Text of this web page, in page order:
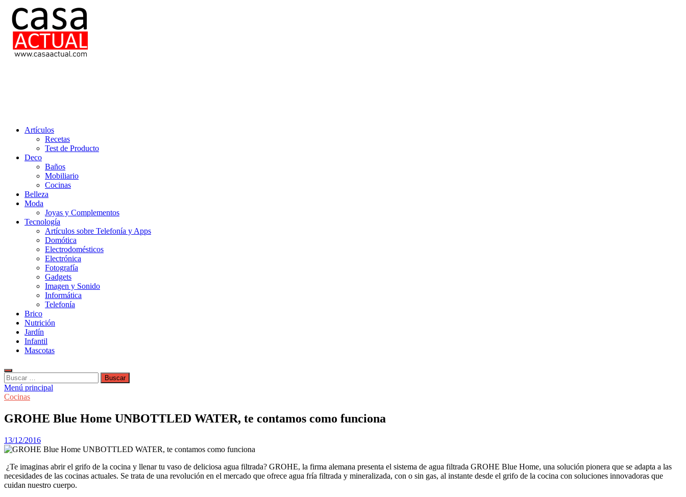
Saltar
contenido
Artículos
Recetas
Test de Producto
Deco
Baños
Mobiliario
Cocinas
Belleza
Moda
Joyas y Complementos
Tecnología
Artículos sobre Telefonía y Apps
Domótica
Electrodomésticos
Electrónica
Fotografía
Gadgets
Imagen y Sonido
Informática
Telefonía
Brico
Nutrición
Jardín
Infantil
Mascotas
Buscar:
Menú principal
Cocinas
GROHE Blue Home UNBOTTLED WATER, te contamos como funciona
13/12/2016
¿Te imaginas abrir el grifo de la cocina y llenar tu vaso de deliciosa agua filtrada? GROHE, la firma alemana presenta el sistema de agua filtrada GROHE Blue Home, una solución pionera que se adapta a las
necesidades de las cocinas actuales. Se trata de una revolución en el mercado que ofrece agua fría filtrada y mineralizada, con o sin gas, al instante desde el grifo de la cocina con soluciones innovadoras que
cuidan nuestro cuerpo.